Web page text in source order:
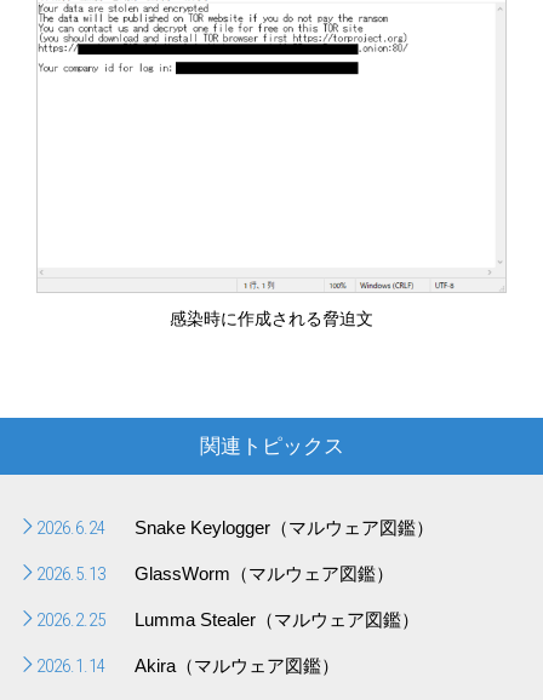
感染時に作成される脅迫文
関連トピックス
2026.6.24 Snake Keylogger（マルウェア図鑑）
2026.5.13 GlassWorm（マルウェア図鑑）
2026.2.25 Lumma Stealer（マルウェア図鑑）
2026.1.14 Akira（マルウェア図鑑）